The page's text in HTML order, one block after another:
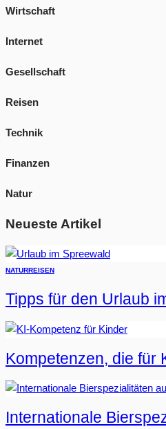
Wirtschaft
Internet
Gesellschaft
Reisen
Technik
Finanzen
Natur
Neueste Artikel
NATURREISEN
Tipps für den Urlaub
Kompetenzen, die für
Internationale